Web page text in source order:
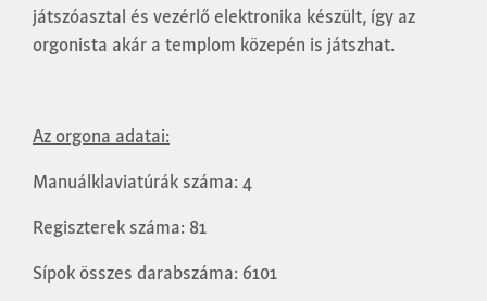
játszóasztal és vezérlő elektronika készült, így az
orgonista akár a templom közepén is játszhat.
Az orgona adatai:
Manuálklaviatúrák száma: 4
Regiszterek száma: 81
Sípok összes darabszáma: 6101